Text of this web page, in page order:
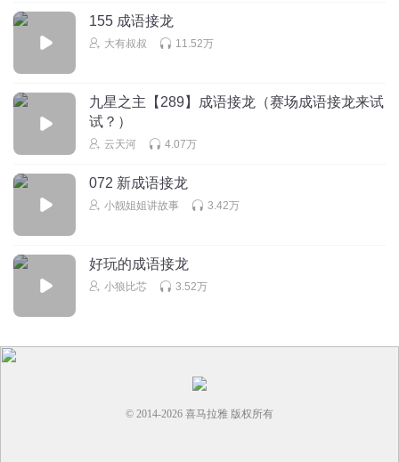
155 成语接龙
大有叔叔 11.52万
九星之主【289】成语接龙（赛场成语接龙来试
试？）
云天河 4.07万
072 新成语接龙
小靓姐姐讲故事 3.42万
好玩的成语接龙
小狼比芯 3.52万
© 2014-2026 喜马拉雅 版权所有